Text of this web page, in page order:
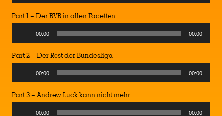
Part 1 – Der BVB in allen Facetten
00:00 00:00
Part 2 – Der Rest der Bundesliga
00:00 00:00
Part 3 – Andrew Luck kann nicht mehr
00:00 00:00